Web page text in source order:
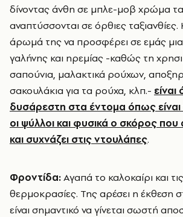
δίνοντας άνθη σε μπλε-μοβ χρώμα
αναπτύσσονται σε όρθιες ταξιανθίες.
άρωμά της να προσφέρει σε εμάς
γαλήνης και ηρεμίας -καθώς τη
σαπούνια, μαλακτικά ρούχων,
σακουλάκια για τα ρούχα, κλπ.-
δυσάρεστη στα έντομα όπως είναι
οι ψύλλοι και φυσικά ο σκόρος
και συχνάζει στις ντουλάπες.
Φροντίδα:Αγαπά το καλοκαίρι και
θερμοκρασίες. Της αρέσει η έκθεση
είναι σημαντικό να γίνεται σωστή